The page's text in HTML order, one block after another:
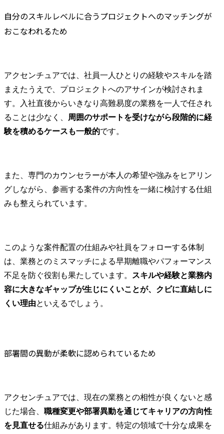
自分のスキルレベルに合うプロジェクトへのマッチングが
おこなわれるため
アクセンチュアでは、社員一人ひとりの経験やスキルを踏
まえたうえで、プロジェクトへのアサインが検討されま
す。入社直後からいきなり高難易度の業務を一人で任され
ることは少なく、
周囲のサポートを受けながら段階的に経
験を積めるケースも一般的です。
また、専門のカウンセラーが本人の希望や強みをヒアリン
グしながら、参画する案件の方向性を一緒に検討する仕組
みも整えられています。
このような案件配置の仕組みや社員をフォローする体制
は、業務とのミスマッチによる早期離職やパフォーマンス
不足を防ぐ役割も果たしています。
スキルや経験と業務内
容に大きなギャップが生じにくいことが、クビに直結しに
くい理由といえるでしょう。
部署間の異動が柔軟に認められているため
アクセンチュアでは、現在の業務との相性が良くないと感
じた場合、 職種変更や部署異動を通じてキャリアの方向性
を見直せる仕組みがあります。特定の領域で十分な成果を